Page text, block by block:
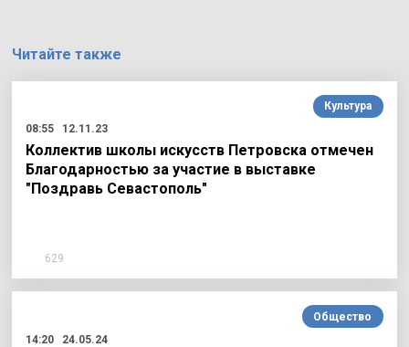
Читайте также
Культура
08:55
12.11.23
Коллектив школы искусств Петровска отмечен
Благодарностью за участие в выставке
"Поздравь Севастополь"
629
Общество
14:20
24.05.24